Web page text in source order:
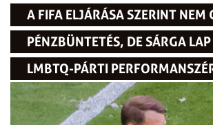
A FIFA ELJÁRÁSA SZERINT NEM
PÉNZBÜNTETÉS, DE SÁRGA
LMBTQ-PÁRTI